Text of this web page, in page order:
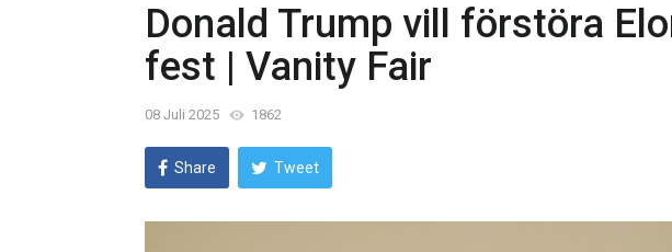
Donald Trump vill förstöra
fest | Vanity Fair
08 Juli 2025 1862
Share Tweet